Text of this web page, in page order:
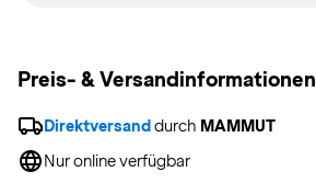
Preis- & Versandinformationen
Direktversand durch MAMMUT
Nur online verfügbar